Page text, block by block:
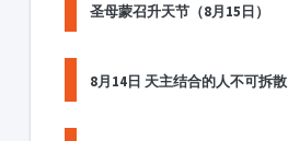
圣母蒙召升天节（8月15日）
8月14日 天主结合的人不可拆散